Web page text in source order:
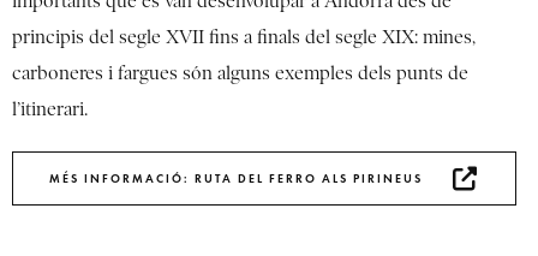
principis del segle XVII fins a finals del segle XIX: mines,
carboneres i fargues són alguns exemples dels punts de
l’itinerari.
MÉS INFORMACIÓ: RUTA DEL FERRO ALS PIRINEUS